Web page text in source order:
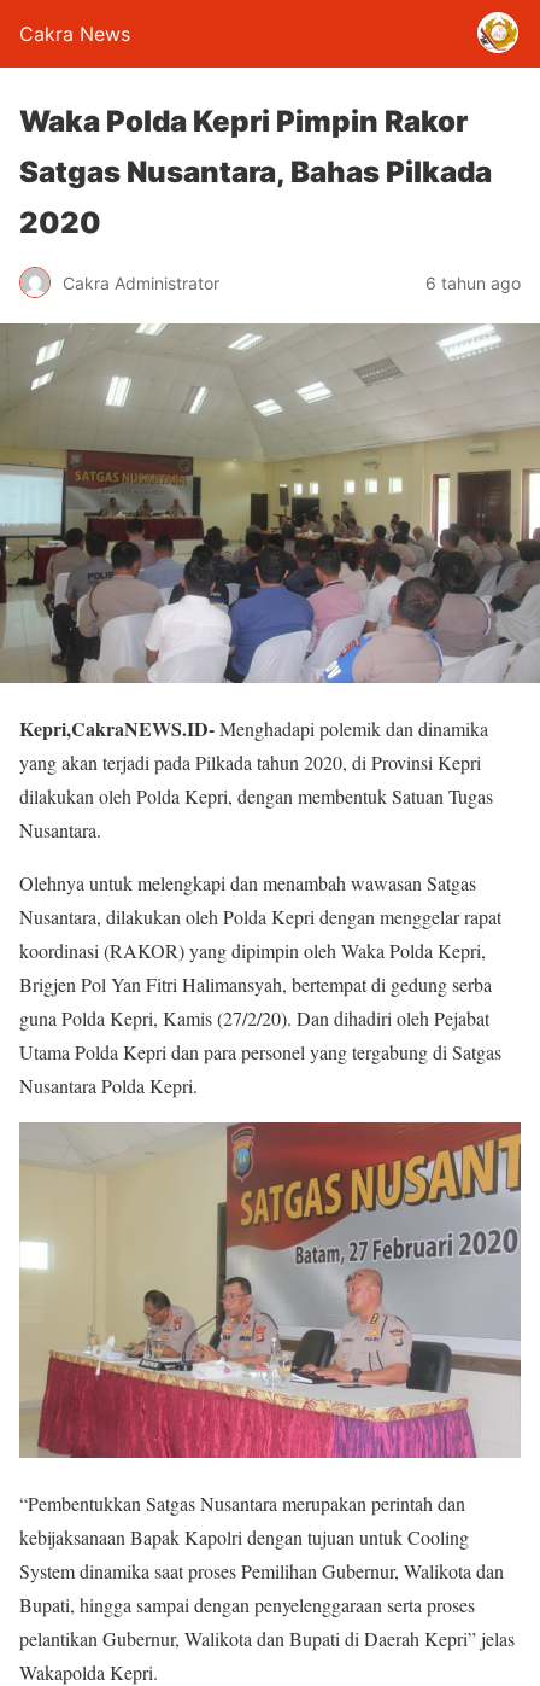
Cakra News
Waka Polda Kepri Pimpin Rakor
Satgas Nusantara, Bahas Pilkada
2020
Cakra Administrator 6 tahun ago
Kepri,CakraNEWS.ID-Menghadapi polemik dan dinamika
yang akan terjadi pada Pilkada tahun 2020, di Provinsi Kepri
dilakukan oleh Polda Kepri, dengan membentuk Satuan Tugas
Nusantara.
Olehnya untuk melengkapi dan menambah wawasan Satgas
Nusantara, dilakukan oleh Polda Kepri dengan menggelar rapat
koordinasi (RAKOR) yang dipimpin oleh Waka Polda Kepri,
Brigjen Pol Yan Fitri Halimansyah, bertempat di gedung serba
guna Polda Kepri, Kamis (27/2/20). Dan dihadiri oleh Pejabat
Utama Polda Kepri dan para personel yang tergabung di Satgas
Nusantara Polda Kepri.
“Pembentukkan Satgas Nusantara merupakan perintah dan
kebijaksanaan Bapak Kapolri dengan tujuan untuk Cooling
System dinamika saat proses Pemilihan Gubernur, Walikota dan
Bupati, hingga sampai dengan penyelenggaraan serta proses
pelantikan Gubernur, Walikota dan Bupati di Daerah Kepri” jelas
Wakapolda Kepri.